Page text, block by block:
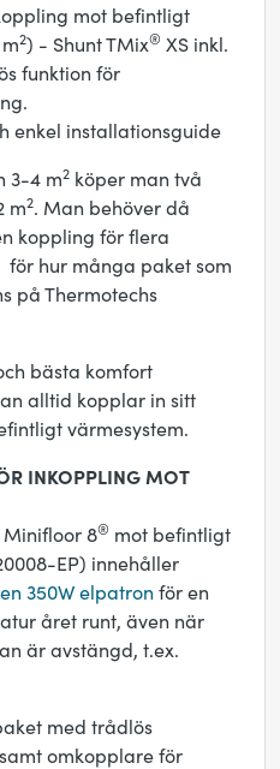
mot befintligt
2) - Shunt TMix® XS inkl.
funktion för
enkel installationsguide
3-4 m2 köper man två
m2. Man behöver då
koppling för flera
för hur många paket som
på Thermotechs
bästa komfort
alltid kopplar in sitt
värmesystem.
INKOPPLING MOT
8® mot befintligt
EP) innehåller
350W elpatron för en
året runt, även när
är avstängd, t.ex.
med trådlös
omkopplare för